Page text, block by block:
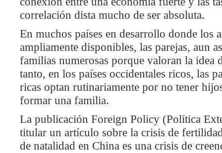
correlación dista mucho de ser absoluta.
En muchos países en desarrollo donde los
ampliamente disponibles, las parejas, aun
familias numerosas porque valoran la idea
tanto, en los países occidentales ricos, las
ricas optan rutinariamente por no tener
formar una familia.
La publicación Foreign Policy (Política
titular un artículo sobre la crisis de
de natalidad en China es una crisis de